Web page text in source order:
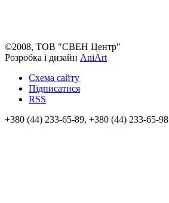
©2008, ТОВ "СВЕН Центр"
Розробка і дизайн AniArt
Схема сайту
Підписатися
RSS
+380 (44) 233-65-89, +380 (44) 233-65-98